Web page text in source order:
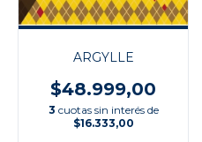
ARGYLLE
$48.999,00
3 cuotas sin interés de
$16.333,00